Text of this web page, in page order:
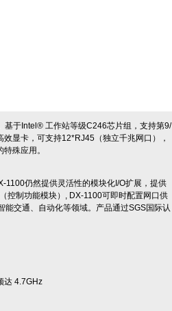
基于Intel® 工作站等级C246芯片组，支持第9/
显卡，可支持12*RJ45（独立千兆网口），
殊应用。
1100仍然提供灵活性的模块化I/O扩展，提供
控制功能模块）, DX-1100可即时配置网口供
交通、自动化等领域。产品通过SGS国际认
达 4.7GHz